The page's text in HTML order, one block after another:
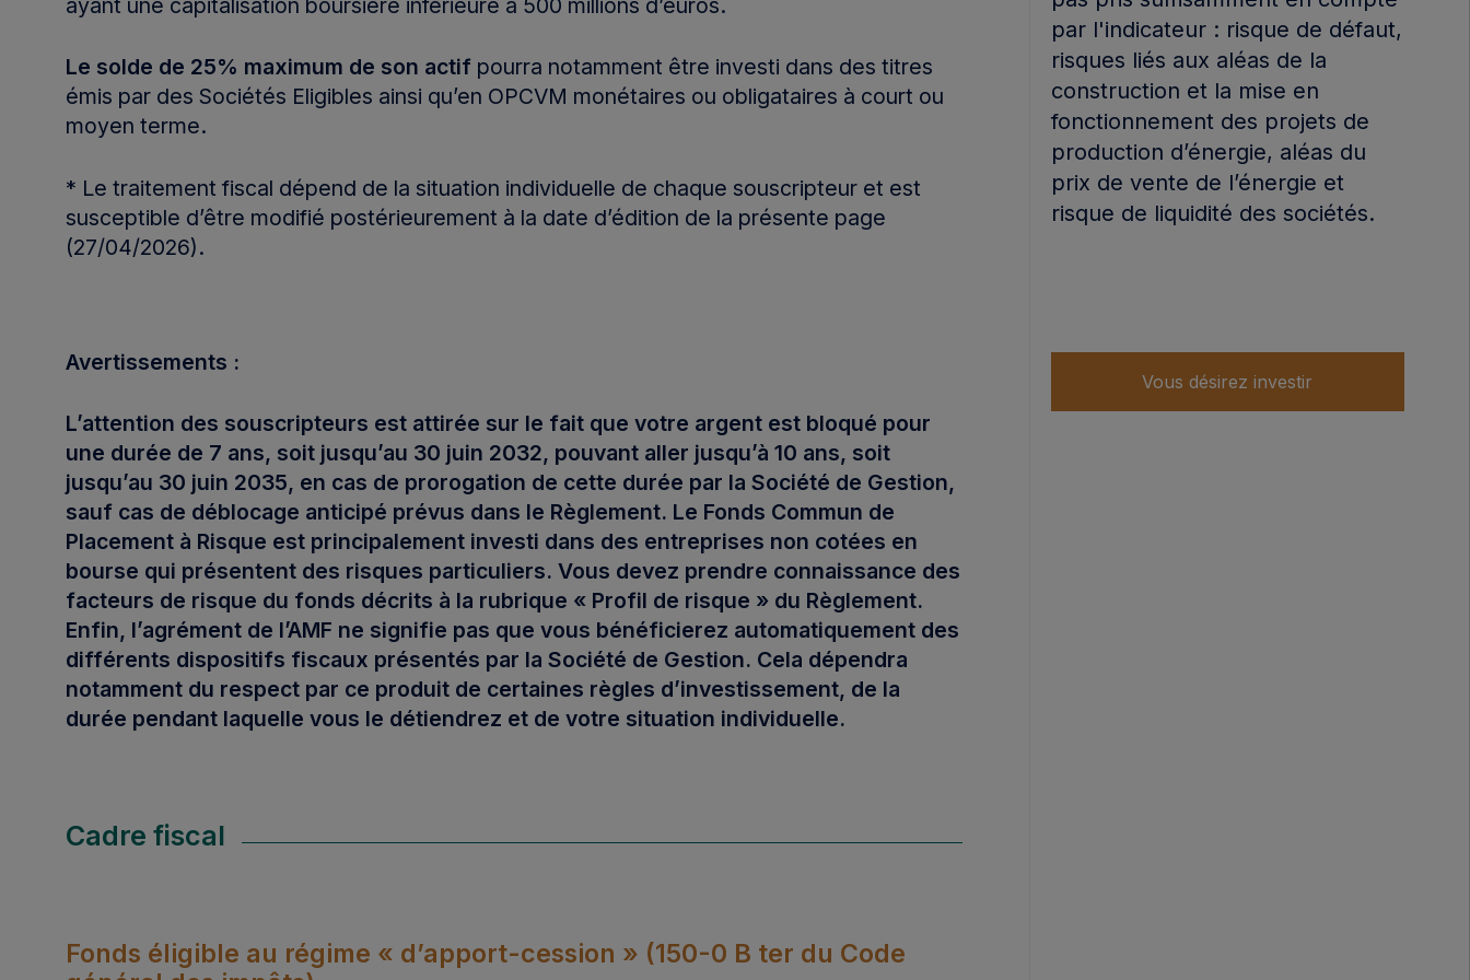
ayant une capitalisation boursière inférieure à 500 millions d’euros.
Le solde de 25% maximum de son actif pourra notamment être investi dans des titres
émis par des Sociétés Eligibles ainsi qu’en OPCVM monétaires ou obligataires à court ou
moyen terme.
* Le traitement fiscal dépend de la situation individuelle de chaque souscripteur et est
susceptible d’être modifié postérieurement à la date d’édition de la présente page
(27/04/2026).
Avertissements :
L’attention des souscripteurs est attirée sur le fait que votre argent est bloqué pour
une durée de 7 ans, soit jusqu’au 30 juin 2032, pouvant aller jusqu’à 10 ans, soit
jusqu’au 30 juin 2035, en cas de prorogation de cette durée par la Société de Gestion,
sauf cas de déblocage anticipé prévus dans le Règlement. Le Fonds Commun de
Placement à Risque est principalement investi dans des entreprises non cotées en
bourse qui présentent des risques particuliers. Vous devez prendre connaissance des
facteurs de risque du fonds décrits à la rubrique « Profil de risque » du Règlement.
Enfin, l’agrément de l’AMF ne signifie pas que vous bénéficierez automatiquement des
différents dispositifs fiscaux présentés par la Société de Gestion. Cela dépendra
notamment du respect par ce produit de certaines règles d’investissement, de la
durée pendant laquelle vous le détiendrez et devotre situation individuelle.
Cadre fiscal
Fonds éligible au régime « d’apport-cession » (150-0 B ter du Code
par l'indicateur : risque de défaut,
risques liés aux aléas de la
construction et la mise en
fonctionnement des projets de
production d’énergie, aléas du
prix de vente de l’énergie et
risque de liquidité des sociétés.
Vous désirez investir